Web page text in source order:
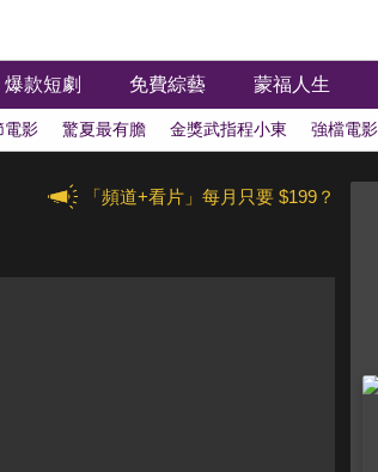
爆款短劇 免費綜藝 蒙福人生
電影 驚夏最有膽 金獎武指程小東 強檔電
「頻道+看片」每月只要 $199？